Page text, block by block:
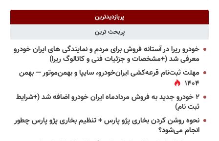
پربازدیدترین
پربحث ترین
خودرو ریرا در آستانه فروش برای مردم و نمایندگی های ایران خودرو
معرفی شد (+مشخصات و جزئیات فنی و کاتالوگ ریرا)
مهلت ثبت‌نام قرعه‌کشی ایران‌خودرو، سایپا و بهمن‌موتور — بهمن
۱۴۰۴
۲ خودرو جدید به فروش مردادماه ایران خودرو اضافه شد (+شرایط
ثبت نام)
نحوه روشن کردن بخاری پژو پارس + تنظیم بخاری پژو پارس چطور
انجام می‌شود؟